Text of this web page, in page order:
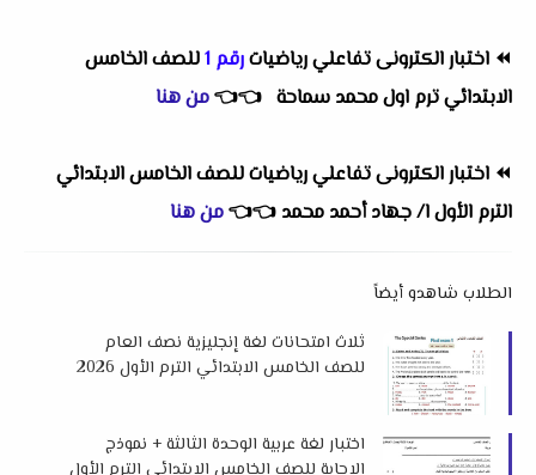
⏪ اختبار الكترونى تفاعلي رياضياترقم 1 للصف الخامس
الابتدائي ترم اول محمد سماحة 👈
👈من هنا
⏪ اختبار الكترونى تفاعلي رياضيات للصف الخامس الابتدائي
الترم الأول ا/ جهاد أحمد محمد 👈
👈من هنا
الطلاب شاهدو أيضاً
ثلاث امتحانات لغة إنجليزية نصف العام
للصف الخامس الابتدائي الترم الأول 2026
اختبار لغة عربية الوحدة الثالثة + نموذج
الإجابة للصف الخامس الإبتدائي الترم الأول